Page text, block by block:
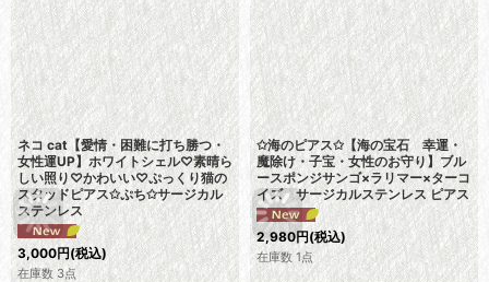
ネコ cat【愛情・困難に打ち勝つ・
女性運UP】ホワイトシェル♡素晴ら
しい照り♡かわいい♡ぷっくり猫の
スタッドピアス✩ぷち✩サージカル
ステンレス
3,000円(税込)
在庫数 3点
✩海のピアス✩【海の宝石 幸運・
魔除け・子宝・女性のお守り】ブル
ースポンジサンゴ×ラリマー×ターコ
イズ サージカルステンレス ピアス
2,980円(税込)
在庫数 1点